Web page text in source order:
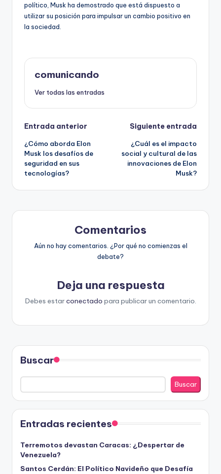
político, Musk ha demostrado que está dispuesto a
utilizar su posición para impulsar un cambio positivo en
la sociedad.
comunicando
Ver todas las entradas
Navegación
de
entradas
Entrada anterior
¿Cómo aborda Elon
Musk los desafíos de
seguridad en sus
tecnologías?
Siguiente entrada
¿Cuál es el impacto
social y cultural de las
innovaciones de Elon
Musk?
Comentarios
Aún no hay comentarios. ¿Por qué no comienzas el
debate?
Deja una respuesta
Debes estarconectado para publicar un comentario.
Buscar
Buscar
Entradas recientes
Terremotos devastan Caracas: ¿Despertar de
Venezuela?
Santos Cerdán: El Político Navideño que Desafía